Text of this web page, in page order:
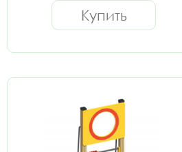
Купить